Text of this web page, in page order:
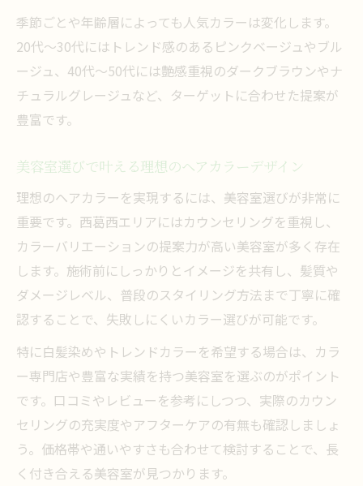
美容室で人気の白髪染めナチュラルテクニ
ック
白髪染めもおしゃれに仕上がる美容室の工
美容室が提案する世代別カラーバリエーシ
ョン
ライフスタイルに合う美容室のカラー選び
方
子育て世代におすすめの美容室ヘアカラー
働く女性向け美容室の時短カラーバリエー
ション
大人世代が満足する美容室のカラー体験談
季節ごとや年齢層によっても人気カラーは変化します。
20代～30代にはトレンド感のあるピンクベージュやブル
ージュ、40代～50代には艶感重視のダークブラウンやナ
チュラルグレージュなど、ターゲットに合わせた提案が
豊富です。
美容室選びで叶える理想のヘアカラーデザイン
理想のヘアカラーを実現するには、美容室選びが非常に
重要です。西葛西エリアにはカウンセリングを重視し、
カラーバリエーションの提案力が高い美容室が多く存在
します。施術前にしっかりとイメージを共有し、髪質や
ダメージレベル、普段のスタイリング方法まで丁寧に確
認することで、失敗しにくいカラー選びが可能です。
特に白髪染めやトレンドカラーを希望する場合は、カラ
ー専門店や豊富な実績を持つ美容室を選ぶのがポイント
です。口コミやレビューを参考にしつつ、実際のカウン
セリングの充実度やアフターケアの有無も確認しましょ
う。価格帯や通いやすさも合わせて検討することで、長
く付き合える美容室が見つかります。